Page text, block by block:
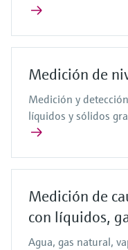
Medición de
Medición y
líquidos y sólidos
Medición de
con líquidos,
Agua, gas natural,